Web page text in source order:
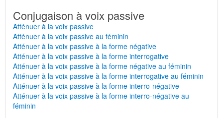
Conjugaison à voix passive
Atténuer à la voix passive
Atténuer à la voix passive au féminin
Atténuer à la voix passive à la forme négative
Atténuer à la voix passive à la forme interrogative
Atténuer à la voix passive à la forme négative au féminin
Atténuer à la voix passive à la forme interrogative au féminin
Atténuer à la voix passive à la forme interro-négative
Atténuer à la voix passive à la forme interro-négative au
féminin